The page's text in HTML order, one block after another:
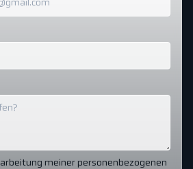
meiner personenbezogenen